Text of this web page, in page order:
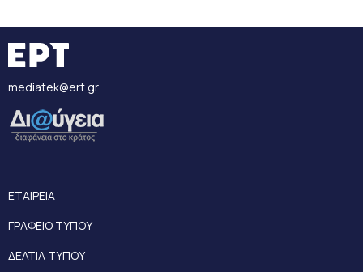
mediatek@ert.gr
ΕΤΑΙΡΕΙΑ
ΓΡΑΦΕΙΟ ΤΥΠΟΥ
ΔΕΛΤΙΑ ΤΥΠΟΥ